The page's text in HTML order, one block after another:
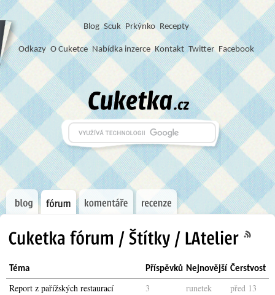
Blog Scuk Prkýnko Recepty
Odkazy O Cuketce Nabídka inzerce Kontakt Twitter Facebook
Téma Příspěvků Nejnovější Čerstvost
Report z pařížských restaurací
3 runetek
před 13